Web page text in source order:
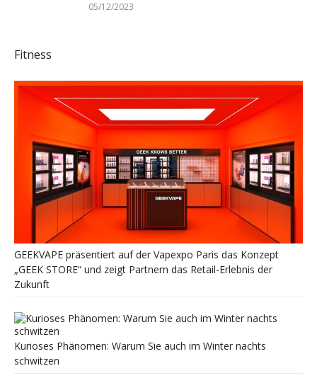
05/12/2023
Fitness
GEEKVAPE präsentiert auf der Vapexpo Paris das Konzept
„GEEK STORE“ und zeigt Partnern das Retail-Erlebnis der
Zukunft
Kurioses Phänomen: Warum Sie auch im Winter nachts
schwitzen